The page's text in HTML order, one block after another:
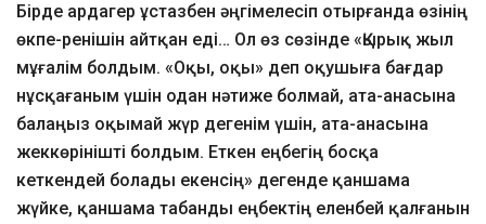
Бірде ардагер ұстазбен әңгімелесіп отырғанда өзінің
өкпе-ренішін айтқан еді… Ол өз сөзінде «Қырық жыл
мұғалім болдым. «Оқы, оқы» деп оқушыға бағдар
нұсқағаным үшін одан нәтиже болмай, ата-анасына
балаңыз оқымай жүр дегенім үшін, ата-анасына
жеккөрінішті болдым. Еткен еңбегің босқа
кеткендей болады екенсің» дегенде қаншама
жүйке, қаншама табанды еңбектің еленбей қалғанын